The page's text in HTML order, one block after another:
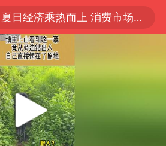
夏日经济乘热而上 消费市场向新而行
见到女儿瞬间父亲眼里有了光
刘嘉玲晒与周星驰合照